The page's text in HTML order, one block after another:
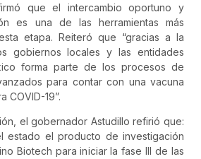
que el intercambio oportuno y
es una de las herramientas más
etapa. Reiteró que “gracias a la
gobiernos locales y las entidades
forma parte de los procesos de
para contar con una vacuna
COVID-19”.
el gobernador Astudillo refirió que:
estado el producto de investigación
Biotech para iniciar la fase III de las